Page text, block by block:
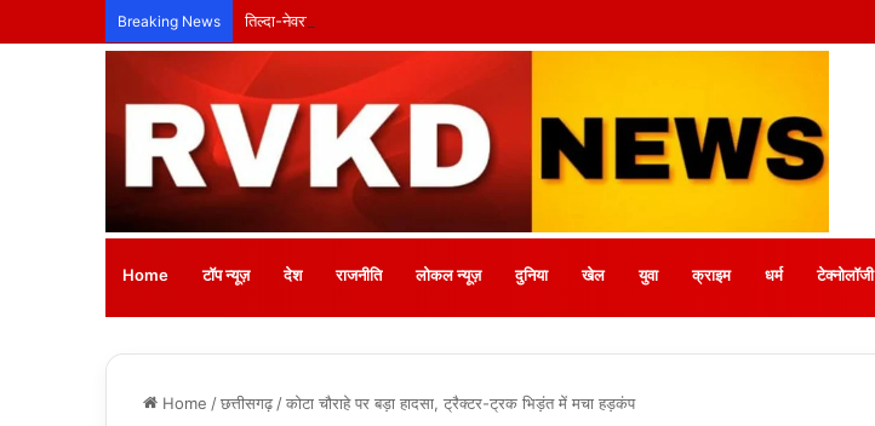
Breaking News तिल्दा-नेवरा में अनाथ बच्चों के लिए लगेगा नि:शुल्क मीना बाजार, 10 अगस्त को मुस्कानों से सजेगी खास शाम
Home टॉप न्यूज़ देश राजनीति लोकल न्यूज़ दुनिया खेल युवा क्राइम धर्म टेक्नोलॉजी
Home /छत्तीसगढ़ /कोटा चौराहे पर बड़ा हादसा, ट्रैक्टर-ट्रक भिड़ंत में मचा हड़कंप